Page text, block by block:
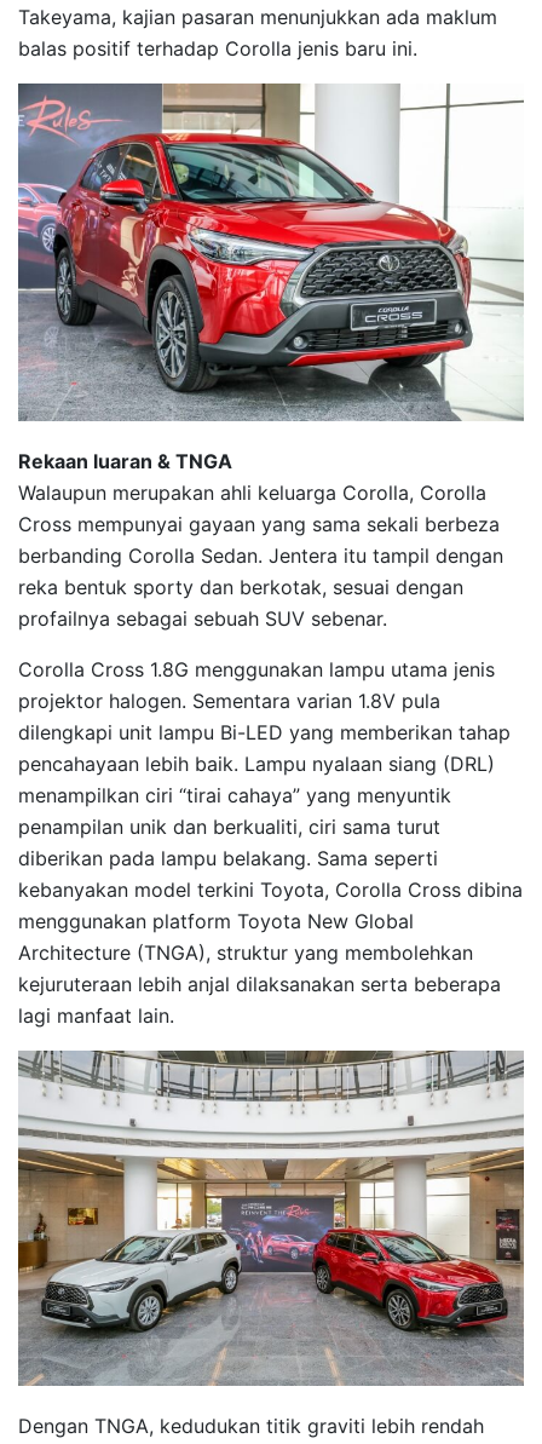
Takeyama, kajian pasaran menunjukkan ada maklum
balas positif terhadap Corolla jenis baru ini.
Rekaan luaran & TNGA
Walaupun merupakan ahli keluarga Corolla, Corolla
Cross mempunyai gayaan yang sama sekali berbeza
berbanding Corolla Sedan. Jentera itu tampil dengan
reka bentuk sporty dan berkotak, sesuai dengan
profailnya sebagai sebuah SUV sebenar.
Corolla Cross 1.8G menggunakan lampu utama jenis
projektor halogen. Sementara varian 1.8V pula
dilengkapi unit lampu Bi-LED yang memberikan tahap
pencahayaan lebih baik. Lampu nyalaan siang (DRL)
menampilkan ciri “tirai cahaya” yang menyuntik
penampilan unik dan berkualiti, ciri sama turut
diberikan pada lampu belakang. Sama seperti
kebanyakan model terkini Toyota, Corolla Cross dibina
menggunakan platform Toyota New Global
Architecture (TNGA), struktur yang membolehkan
kejuruteraan lebih anjal dilaksanakan serta beberapa
lagi manfaat lain.
Dengan TNGA, kedudukan titik graviti lebih rendah